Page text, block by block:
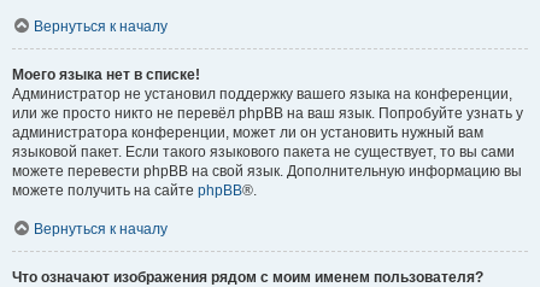
Вернуться к началу
Моего языка нет в списке!
Администратор не установил поддержку вашего языка на конференции,
или же просто никто не перевёл phpBB на ваш язык. Попробуйте узнать у
администратора конференции, может ли он установить нужный вам
языковой пакет. Если такого языкового пакета не существует, то вы сами
можете перевести phpBB на свой язык. Дополнительную информацию вы
можете получить на сайте phpBB®.
Вернуться к началу
Что означают изображения рядом с моим именем пользователя?